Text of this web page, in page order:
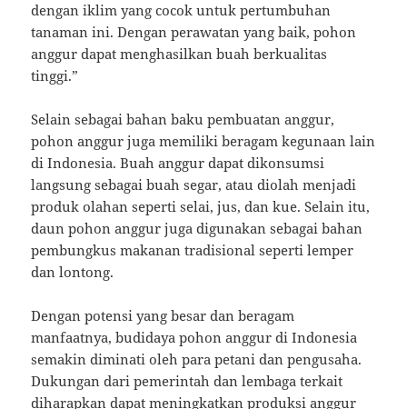
dengan iklim yang cocok untuk pertumbuhan
tanaman ini. Dengan perawatan yang baik, pohon
anggur dapat menghasilkan buah berkualitas
tinggi.”
Selain sebagai bahan baku pembuatan anggur,
pohon anggur juga memiliki beragam kegunaan lain
di Indonesia. Buah anggur dapat dikonsumsi
langsung sebagai buah segar, atau diolah menjadi
produk olahan seperti selai, jus, dan kue. Selain itu,
daun pohon anggur juga digunakan sebagai bahan
pembungkus makanan tradisional seperti lemper
dan lontong.
Dengan potensi yang besar dan beragam
manfaatnya, budidaya pohon anggur di Indonesia
semakin diminati oleh para petani dan pengusaha.
Dukungan dari pemerintah dan lembaga terkait
diharapkan dapat meningkatkan produksi anggur